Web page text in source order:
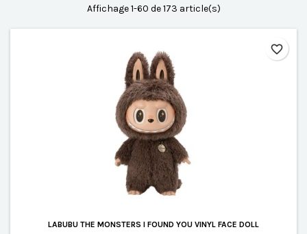
Affichage 1-60 de 173 article(s)
LABUBU THE MONSTERS I FOUND YOU VINYL FACE DOLL
favorite_border